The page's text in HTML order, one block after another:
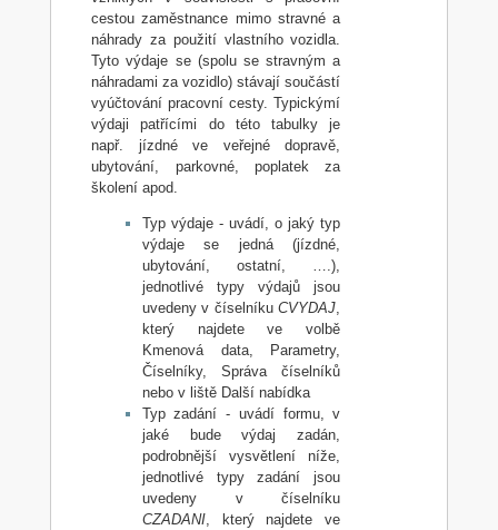
cestou zaměstnance mimo stravné a
náhrady za použití vlastního vozidla.
Tyto výdaje se (spolu se stravným a
náhradami za vozidlo) stávají součástí
vyúčtování pracovní cesty. Typickýmí
výdaji patřícími do této tabulky je
např. jízdné ve veřejné dopravě,
ubytování, parkovné, poplatek za
školení apod.
Typ výdaje - uvádí, o jaký typ
výdaje se jedná (jízdné,
ubytování, ostatní, ….),
jednotlivé typy výdajů jsou
uvedeny v číselníkuCVYDAJ
který najdete ve volbě
Kmenová data, Parametry,
Číselníky, Správa číselníků
nebo v liště Další nabídka
Typ zadání - uvádí formu, v
jaké bude výdaj zadán,
podrobnější vysvětlení níže,
jednotlivé typy zadání jsou
uvedeny v číselníku
CZADANI, který najdete ve